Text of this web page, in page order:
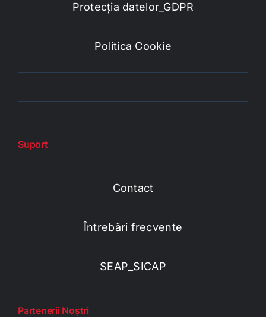
Protecția datelor_GDPR
Politica Cookie
Suport
Contact
Întrebări frecvente
SEAP_SICAP
Partenerii Noștri